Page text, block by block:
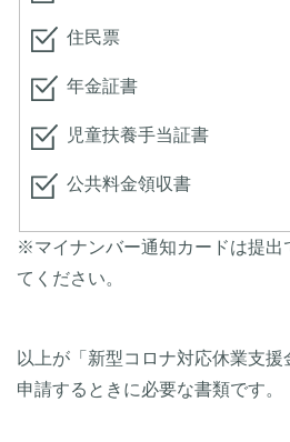
住民票
年金証書
児童扶養手当証書
公共料金領収書
※マイナンバー通知カードは提出
てください。
以上が「新型コロナ対応休業支
申請するときに必要な書類です。